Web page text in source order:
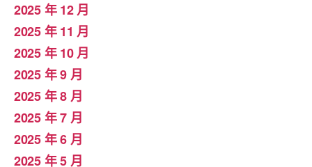
2025 年 12 月
2025 年 11 月
2025 年 10 月
2025 年 9 月
2025 年 8 月
2025 年 7 月
2025 年 6 月
2025 年 5 月